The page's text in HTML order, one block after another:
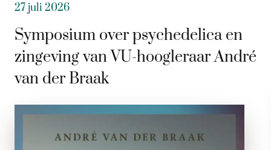
27 juli 2026
Symposium over psychedelica en
zingeving van VU-hoogleraar André
van der Braak